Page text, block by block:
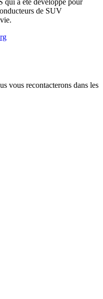
de SUV
vous recontacterons dans les